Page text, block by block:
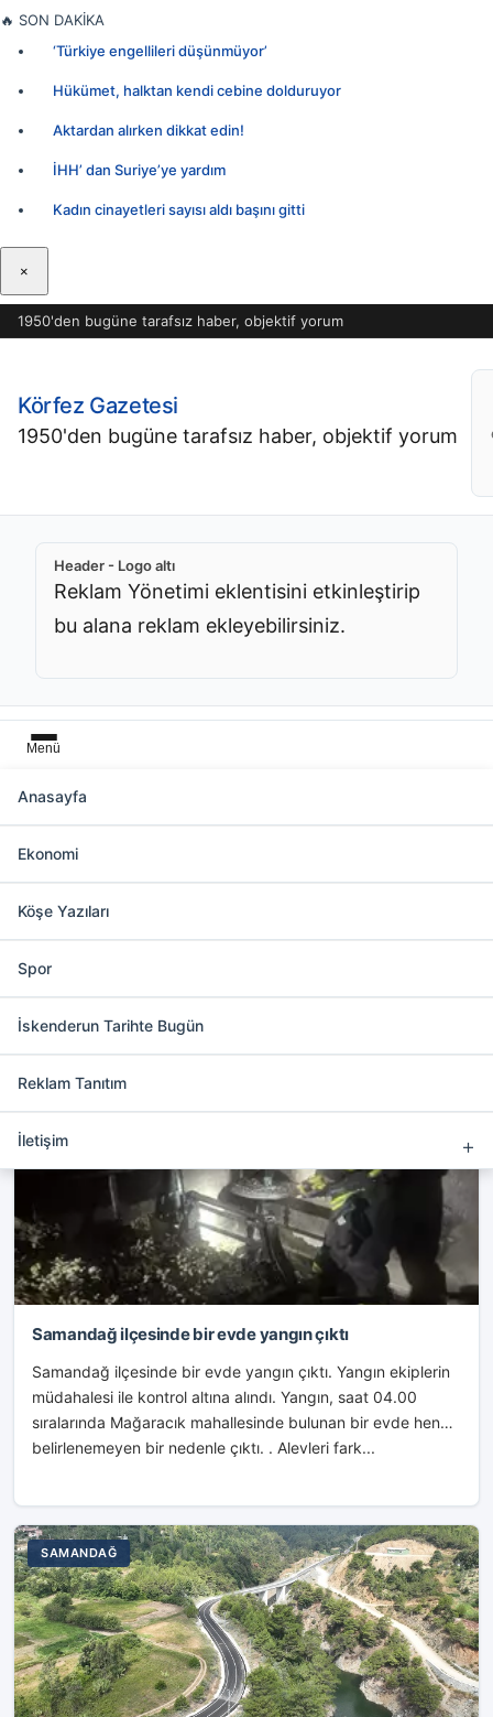
İçeriğe
🔥 SON DAKİKA
‘Türkiye engellileri düşünmüyor’
Hükümet, halktan kendi cebine dolduruyor
Aktardan alırken dikkat edin!
İHH’ dan Suriye’ye yardım
Kadın cinayetleri sayısı aldı başını gitti
×
1950'den bugüne tarafsız haber, objektif yorum
Körfez Gazetesi
1950'den bugüne tarafsız haber, objektif yorum
Header - Logo altı
Reklam Yönetimi eklentisini etkinleştirip
bu alana reklam ekleyebilirsiniz.
Menü
Anasayfa
Ekonomi
Köşe Yazıları
Spor
İskenderun Tarihte Bugün
Reklam Tanıtım
İletişim
"Samandağ ilçesi" Aramasında 1800
Haber
Slider üstü
etkinleştirip bu alana reklam
ekleyebilirsiniz.
SAMANDAĞ
Samandağ ilçesinde bir evde yangın çıktı
Samandağ ilçesinde bir evde yangın çıktı. Yangın ekiplerin
müdahalesi ile kontrol altına alındı. Yangın, saat 04.00
sıralarında Mağaracık mahallesinde bulunan bir evde henüz
belirlenemeyen bir nedenle çıktı. . Alevleri fark...
SAMANDAĞ